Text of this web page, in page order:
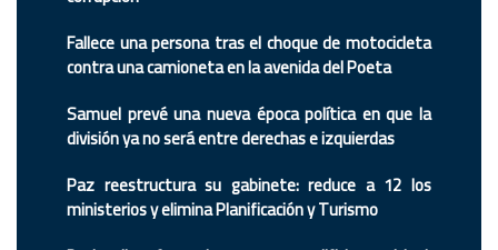
Fallece una persona tras el choque de motocicleta
contra una camioneta en la avenida del Poeta
Samuel prevé una nueva época política en que la
división ya no será entre derechas e izquierdas
Paz reestructura su gabinete: reduce a 12 los
ministerios y elimina Planificación y Turismo